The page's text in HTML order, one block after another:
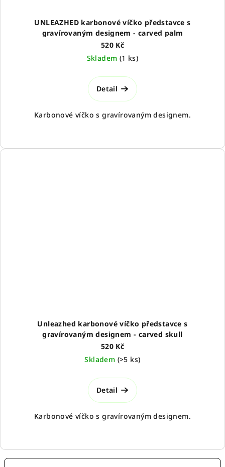
UNLEAZHED karbonové víčko představce s
gravírovaným designem - carved palm
520 Kč
Skladem (1 ks)
Detail
Karbonové víčko s gravírovaným designem.
Unleazhed karbonové víčko představce s
gravírovaným designem - carved skull
520 Kč
Skladem (>5 ks)
Detail
Karbonové víčko s gravírovaným designem.